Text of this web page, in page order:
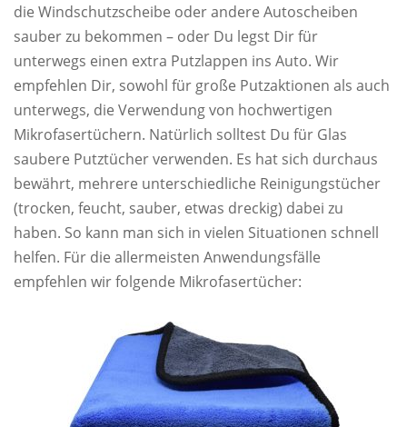
die Windschutzscheibe oder andere Autoscheiben
sauber zu bekommen – oder Du legst Dir für
unterwegs einen extra Putzlappen ins Auto. Wir
empfehlen Dir, sowohl für große Putzaktionen als auch
unterwegs, die Verwendung von hochwertigen
Mikrofasertüchern. Natürlich solltest Du für Glas
saubere Putztücher verwenden. Es hat sich durchaus
bewährt, mehrere unterschiedliche Reinigungstücher
(trocken, feucht, sauber, etwas dreckig) dabei zu
haben. So kann man sich in vielen Situationen schnell
helfen. Für die allermeisten Anwendungsfälle
empfehlen wir folgende Mikrofasertücher: